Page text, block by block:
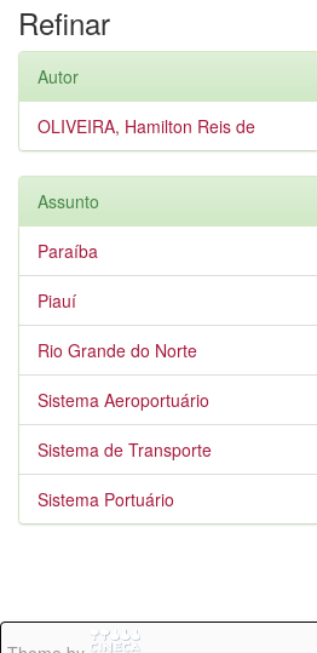
Refinar
Autor
OLIVEIRA, Hamilton Reis de
Assunto
Paraíba
Piauí
Rio Grande do Norte
Sistema Aeroportuário
Sistema de Transporte
Sistema Portuário